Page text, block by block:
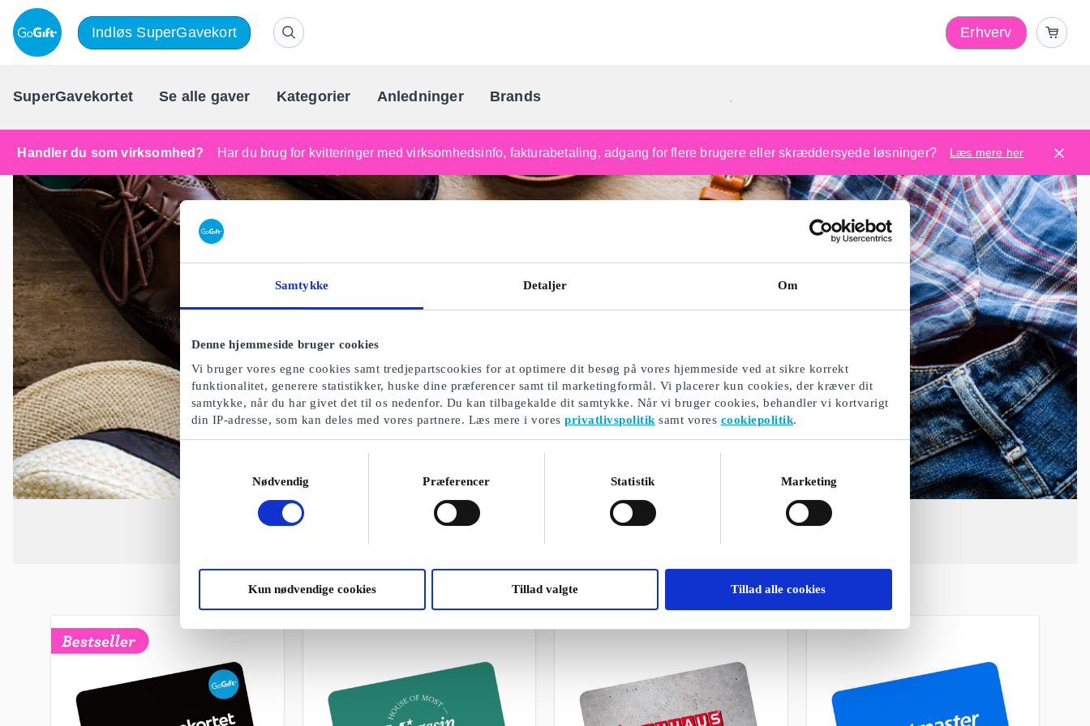
Samtykke Detaljer Om
Denne hjemmeside bruger cookies
Vi bruger vores egne cookies samt tredjepartscookies for at optimere dit besøg på vores hjemmeside ved at sikre korrekt
funktionalitet, generere statistikker, huske dine præferencer samt til marketingformål. Vi placerer kun cookies, der kræver dit
samtykke, når du har givet det til os nedenfor. Du kan tilbagekalde dit samtykke. Når vi bruger cookies, behandler vi kortvarigt
din IP-adresse, som kan deles med vores partnere. Læs mere i voresprivatlivspolitik samt vores cookiepolitik.
Nødvendig
Præferencer Statistik Marketing
Kun nødvendige cookies Tillad valgte Tillad alle cookies
Indløs SuperGavekort Erhverv
SuperGavekortet Se alle gaver Kategorier Anledninger Brands Danmarks gaveportal nr. 1
Handler du som virksomhed? Har du brug for kvitteringer med virksomhedsinfo, fakturabetaling, adgang for flere brugere eller skræddersyede løsninger? Læs mere her
Gave til mand på 50 år
Et udvalg af vores gaver